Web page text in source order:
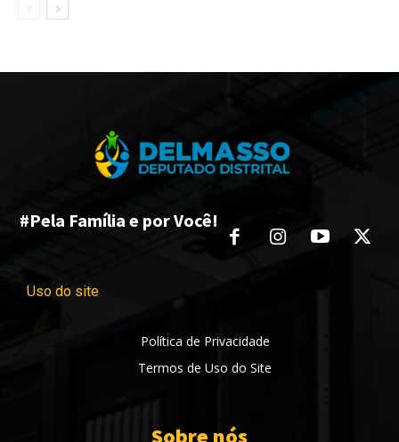
#Pela Família e por Você!
Uso do site
Política de Privacidade
Termos de Uso do Site
Sobre nós